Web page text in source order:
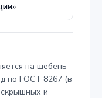
на щебень
по ГОСТ 8267 (в
и